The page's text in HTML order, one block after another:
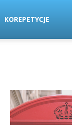
KOREPETYCJE